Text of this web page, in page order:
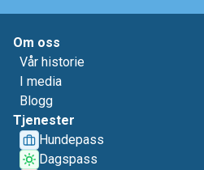
Om oss
Vår historie
I media
Blogg
Tjenester
Hundepass
Dagspass